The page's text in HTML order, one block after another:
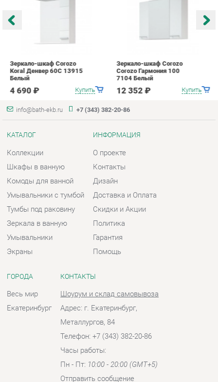
Коллекции
Шкафы в ванную
Комоды для ванной
Умывальники с тумбой
Тумбы под раковину
Зеркала в ванную
О проекте
Контакты
Дизайн
Доставка и Оплата
Скидки и Акции
Политика
ГОРОДА
Екатеринбург
КОНТАКТЫ
Шоурум и склад самовывоза
Адрес: г. Екатеринбург,
Металлургов, 84
Телефон: +7 (343) 382-20-86
Часы работы:
© 2009-2026 Ванная-Екатеринбург